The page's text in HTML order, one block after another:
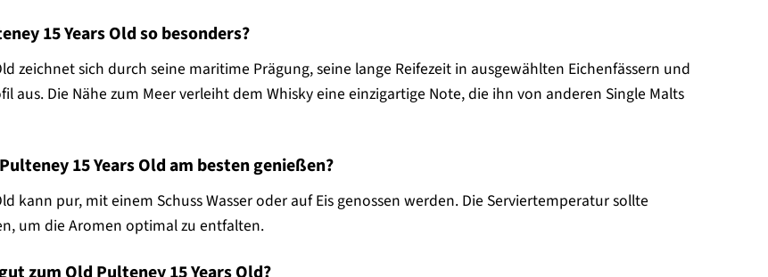
15 Years Old so besonders?
zeichnet sich durch seine maritime Prägung, seine lange Reifezeit in ausgewählten Eichenfässern und
aus. Die Nähe zum Meer verleiht dem Whisky eine einzigartige Note, die ihn von anderen Single Malts
15 Years Old am besten genießen?
kann pur, mit einem Schuss Wasser oder auf Eis genossen werden. Die Serviertemperatur sollte
um die Aromen optimal zu entfalten.